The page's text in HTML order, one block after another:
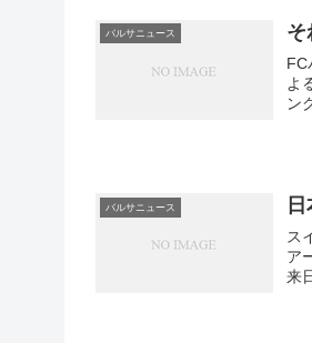
バルサニュース そ
FC
よ
ン
バルサニュース
ス
ア
来